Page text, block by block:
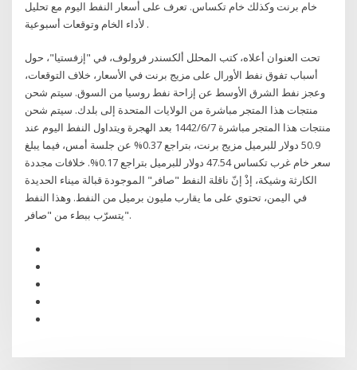
خام برنت وكذلك خام تكساس. تعرف على أسعار النفط اليوم مع تحليل
لأداء الخام وتوقعات أسبوعية .
تحت العنوان أعلاه، كتب المحلل ألكسندر فرولوف، في "إزفستيا"، حول
أسباب تفوق نفط الأورال على مزيج برنت في الأسعار، خلاف التوقعات،
وعجز نفط الشرق الأوسط عن إزاحة نفط روسيا من السوق. سيتم شحن
منتجات هذا المتجر مباشرة من الولايات المتحدة إلى بلدك. سيتم شحن
منتجات هذا المتجر مباشرة 7‏‏/6‏‏/1442 بعد الهجرة ويتداول النفط اليوم عند
50.9 دولار للبرميل مزيج برنت، بتراجع 0.37% عن جلسة أمس، فيما يبلغ
سعر خام غرب تكساس 47.54 دولار للبرميل بتراجع 0.17%. خلافات مجددة
الكارثة وشيكة، إذْ إنّ ناقلة النفط "صافر" الموجودة قبالة ميناء الحديدة
في اليمن، تحتوي على ما يقارب مليون برميل من النفط. وهذا النفط
يتسرّب ببطء من "صافر".